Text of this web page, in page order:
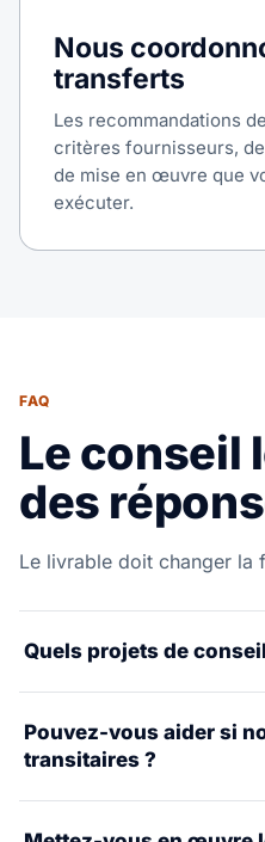
Nous
transferts
Les recommandations
critères fournisseurs,
de mise en œuvre que
exécuter.
FAQ
Le conseil
des
Le livrable doit changer la
Quels projets de
amélioration des
stratégie de route et
Pouvez-vous aider si
transitaires ?